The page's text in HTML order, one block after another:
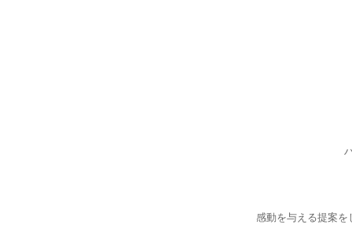
感動を与える提案